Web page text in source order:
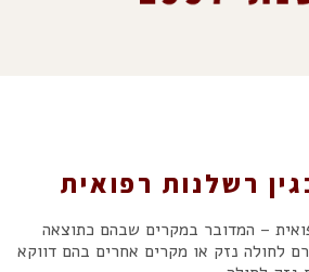
רשלנות רפואית
– המדובר במקרים שבהם כתוצאה
לחולה נזק או מקרים אחרים בהם דווקא